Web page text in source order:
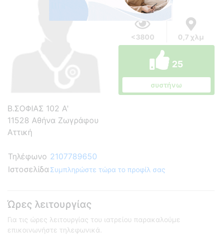
<3800 0,7 χλμ
25
συστήνω
Β.ΣΟΦΙΑΣ 102 Α'
11528 Αθήνα Ζωγράφου
Αττική
Τηλέφωνο 2107789650
Ιστοσελίδα Συμπληρώστε τώρα το προφίλ σας
Ώρες λειτουργίας
Για τις ώρες λειτουργίας του ιατρείου παρακαλούμε
επικοινωνήστε τηλεφωνικά.